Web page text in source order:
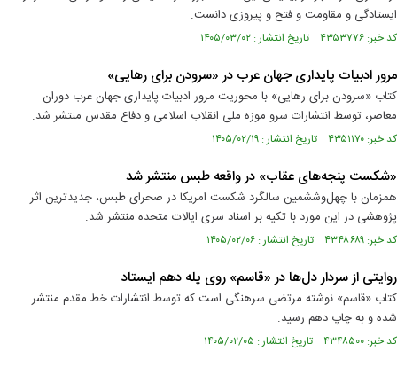
ایستادگی و مقاومت و فتح و پیروزی دانست.
کد خبر: ۴۳۵۳۷۷۶ تاریخ انتشار : ۱۴۰۵/۰۳/۰۲
مرور ادبیات پایداری جهان عرب در «سرودن برای رهایی»
کتاب «سرودن برای رهایی» با محوریت مرور ادبیات پایداری جهان عرب دوران
معاصر، توسط انتشارات سرو موزه ملی انقلاب اسلامی و دفاع مقدس منتشر شد.
کد خبر: ۴۳۵۱۱۷۰ تاریخ انتشار : ۱۴۰۵/۰۲/۱۹
«شکست پنجه‌های عقاب» در واقعه طبس منتشر شد
همزمان با چهل‌وششمین سالگرد شکست امریکا در صحرای طبس، جدیدترین اثر
پژوهشی در این مورد با تکیه بر اسناد سری ایالات متحده منتشر شد.
کد خبر: ۴۳۴۸۶۸۹ تاریخ انتشار : ۱۴۰۵/۰۲/۰۶
روایتی از سردار دل‌ها در «قاسم» روی پله دهم ایستاد
کتاب «قاسم» نوشته‌ مرتضی سرهنگی است که توسط انتشارات خط مقدم منتشر
شده و به چاپ دهم رسید.
کد خبر: ۴۳۴۸۵۰۰ تاریخ انتشار : ۱۴۰۵/۰۲/۰۵